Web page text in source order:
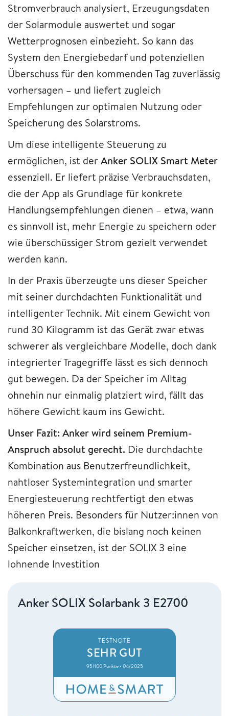
Stromverbrauch analysiert, Erzeugungsdaten
der Solarmodule auswertet und sogar
Wetterprognosen einbezieht. So kann das
System den Energiebedarf und potenziellen
Überschuss für den kommenden Tag zuverlässig
vorhersagen – und liefert zugleich
Empfehlungen zur optimalen Nutzung oder
Speicherung des Solarstroms.
Um diese intelligente Steuerung zu
ermöglichen, ist derAnker SOLIX Smart Meter
essenziell. Er liefert präzise Verbrauchsdaten,
die der App als Grundlage für konkrete
Handlungsempfehlungen dienen – etwa, wann
es sinnvoll ist, mehr Energie zu speichern oder
wie überschüssiger Strom gezielt verwendet
werden kann.
In der Praxis überzeugte uns dieser Speicher
mit seiner durchdachten Funktionalität und
intelligenter Technik. Mit einem Gewicht von
rund 30 Kilogramm ist das Gerät zwar etwas
schwerer als vergleichbare Modelle, doch dank
integrierter Tragegriffe lässt es sich dennoch
gut bewegen. Da der Speicher im Alltag
ohnehin nur einmalig platziert wird, fällt das
höhere Gewicht kaum ins Gewicht.
Unser Fazit: Anker wird seinem Premium-
Anspruch absolut gerecht. Die durchdachte
Kombination aus Benutzerfreundlichkeit,
nahtloser Systemintegration und smarter
Energiesteuerung rechtfertigt den etwas
höheren Preis. Besonders für Nutzer:innen von
Balkonkraftwerken, die bislang noch keinen
Speicher einsetzen, ist der SOLIX 3 eine
lohnende Investition
Anker SOLIX Solarbank 3 E2700
TESTNOTE
SEHR GUT
95/100 Punkte • 04/2025